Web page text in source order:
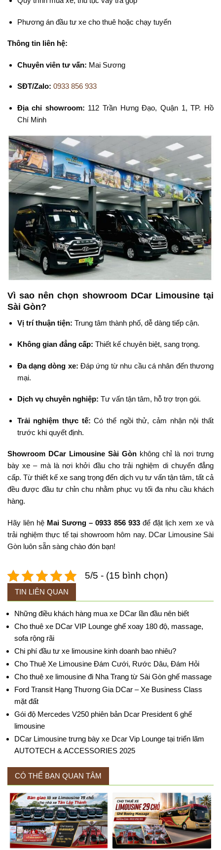
Phương án đầu tư xe cho thuê hoặc chạy tuyến
Thông tin liên hệ:
Chuyên viên tư vấn: Mai Sương
SĐT/Zalo: 0933 856 933
Địa chỉ showroom: 112 Trần Hưng Đạo, Quận 1, TP. Hồ
Chí Minh
Vì sao nên chọn showroom DCar Limousine tại
Sài Gòn?
Vị trí thuận tiện: Trung tâm thành phố, dễ dàng tiếp cận.
Không gian đẳng cấp: Thiết kế chuyên biệt, sang trọng.
Đa dạng dòng xe: Đáp ứng từ nhu cầu cá nhân đến thương
mại.
Dịch vụ chuyên nghiệp: Tư vấn tận tâm, hỗ trợ trọn gói.
Trải nghiệm thực tế: Có thể ngồi thử, cảm nhận nội thất
trước khi quyết định.
Showroom DCar Limousine Sài Gòn không chỉ là nơi trưng
bày xe – mà là nơi khởi đầu cho trải nghiệm di chuyển đẳng
cấp. Từ thiết kế xe sang trọng đến dịch vụ tư vấn tận tâm, tất cả
đều được đầu tư chỉn chu nhằm phục vụ tối đa nhu cầu khách
hàng.
Hãy liên hệ Mai Sương – 0933 856 933để đặt lịch xem xe và
trải nghiệm thực tế tại showroom hôm nay. DCar Limousine Sài
Gòn luôn sẵn sàng chào đón bạn!
5/5 - (15 bình chọn)
TIN LIÊN QUAN
Những điều khách hàng mua xe DCar lần đầu nên biết
Cho thuê xe DCar VIP Lounge ghế xoay 180 độ, massage,
sofa rộng rãi
Chi phí đầu tư xe limousine kinh doanh bao nhiêu?
Cho Thuê Xe Limousine Đám Cưới, Rước Dâu, Đám Hỏi
Cho thuê xe limousine đi Nha Trang từ Sài Gòn ghế massage
Ford Transit Hạng Thương Gia DCar – Xe Business Class
mặt đất
Gói độ Mercedes V250 phiên bản Dcar President 6 ghế
limousine
DCar Limousine trưng bày xe Dcar Vip Lounge tại triển lãm
AUTOTECH & ACCESSORIES 2025
CÓ THỂ BẠN QUAN TÂM